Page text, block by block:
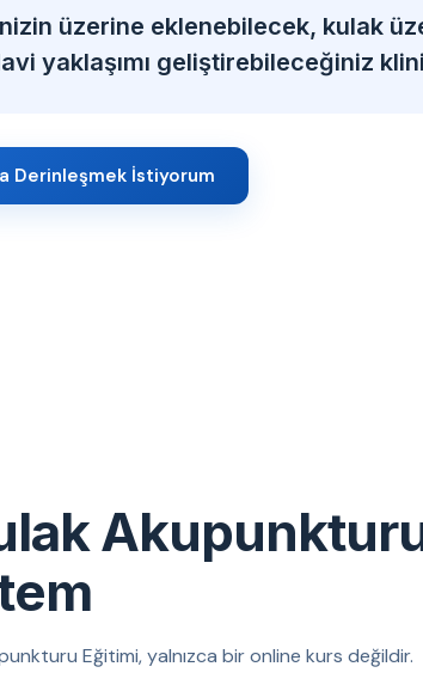
üzerine eklenebilecek, kulak
yaklaşımı geliştirebileceğiniz
Derinleşmek İstiyorum
Eğitimi, yalnızca bir online kurs değildir.